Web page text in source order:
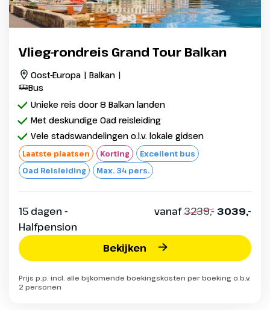
Vlieg-rondreis Grand Tour Balkan
Oost-Europa | Balkan |
Bus
Unieke reis door 8 Balkan landen
Met deskundige Oad reisleiding
Vele stadswandelingen o.l.v. lokale gidsen
Laatste plaatsen Korting
Excellent bus
Oad Reisleiding
Max. 34 pers.
15 dagen -
Halfpension
vanaf3239,- 3039,-
Bekijken
Prijs p.p. incl. alle bijkomende boekingskosten per boeking o.b.v.
2 personen